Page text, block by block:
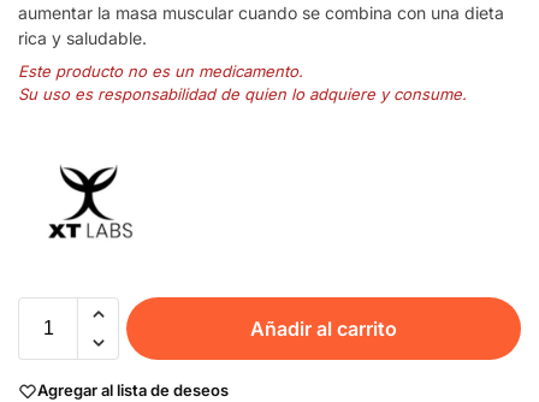
aumentar la masa muscular cuando se combina con una dieta
rica y saludable.
Este producto no es un medicamento.
Su uso es responsabilidad de quien lo adquiere y consume.
Añadir al carrito
Agregar al lista de deseos